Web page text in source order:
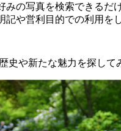
の写真を検索できるだ
や営利目的での利用を
史や新たな魅力を探して